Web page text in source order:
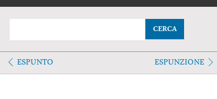
CERCA
ESPUNTO ESPUNZIONE